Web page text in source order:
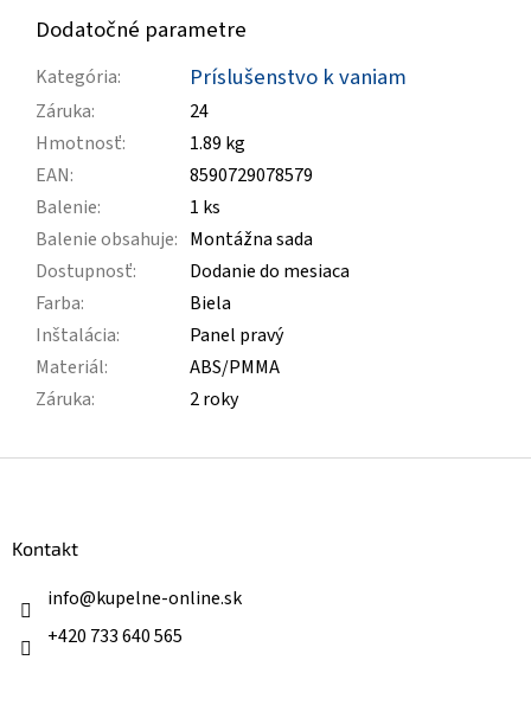
Dodatočné parametre
Kategória: Príslušenstvo k vaniam
Záruka:
24
Hmotnosť:
1.89 kg
EAN:
8590729078579
Balenie:
1 ks
Balenie obsahuje: Montážna sada
Dostupnosť:
Dodanie do mesiaca
Farba:
Biela
Inštalácia:
Panel pravý
Materiál:
ABS/PMMA
Záruka: 2 roky
Kontakt
info@kupelne-online.sk
+420 733 640 565